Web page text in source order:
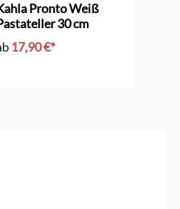
Pronto Weiß
30 cm
17,90 €*